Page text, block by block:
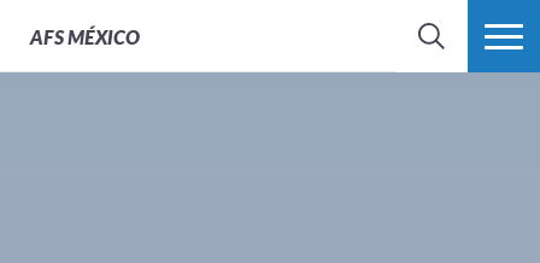
AFSMÉXICO
BUSCAR MÁS